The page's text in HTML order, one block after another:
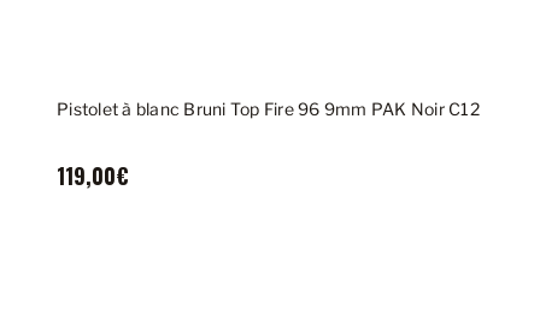
Pistolet à blanc Bruni Top Fire 96 9mm PAK Noir C12
119,00€